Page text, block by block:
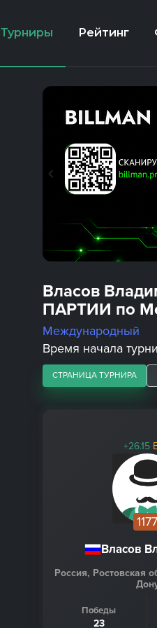
Турниры Рейтинг
Власов
ПАРТИИ по
Международный
Время начала
СТРАНИЦА ТУРНИРА
+26.15
1177
Власов
Россия, Ростовская
Победы
23